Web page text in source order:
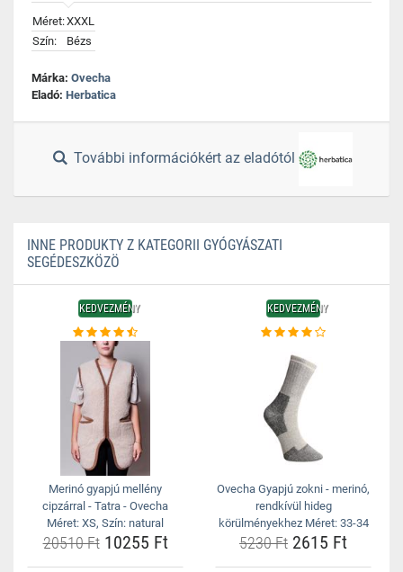
Méret:XXXL
Szín:
Bézs
Márka: Ovecha
Eladó: Herbatica
További információkért az eladótól
INNE PRODUKTY Z KATEGORII GYÓGYÁSZATI
SEGÉDESZKÖZÖ
KEDVEZMÉNY
Merinó gyapjú mellény
cipzárral - Tatra - Ovecha
Méret: XS, Szín: natural
20510 Ft10255 Ft
KEDVEZMÉNY
Ovecha Gyapjú zokni - merinó,
rendkívül hideg
körülményekhez Méret: 33-34
5230 Ft 2615 Ft